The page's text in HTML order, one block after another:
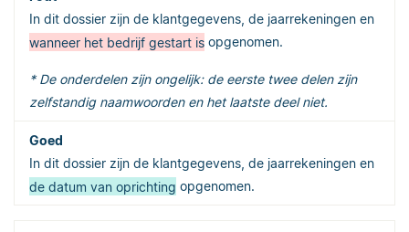
In dit dossier zijn de klantgegevens, de jaarrekeningen en
wanneer het bedrijf gestart is opgenomen.
* De onderdelen zijn ongelijk: de eerste twee delen zijn
zelfstandig naamwoorden en het laatste deel niet.
In dit dossier zijn de klantgegevens, de jaarrekeningen en
de datum van oprichting opgenomen.